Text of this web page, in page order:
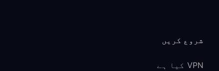
شروع کریں
VPN کیا ہے